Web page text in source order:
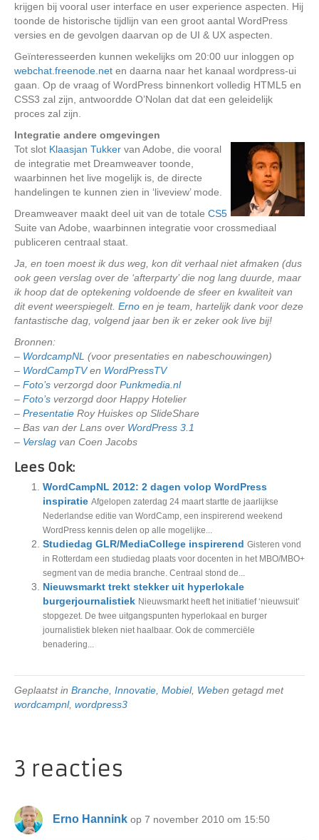
krijgen bij vooral user interface en user experience aspecten. Hij
toonde de historische tijdlijn van een groot aantal WordPress
versies en de gevolgen daarvan op de UI & UX aspecten.
Geïnteresseerden kunnen wekelijks om 20:00 uur inloggen op
webchat.freenode.net en daarna naar het kanaal wordpress-ui
gaan. Op de vraag of WordPress binnenkort volledig HTML5 en
CSS3 zal zijn, antwoordde O’Nolan dat dat een geleidelijk
proces zal zijn.
Integratie andere omgevingen
Tot slot Klaasjan Tukker van Adobe, die vooral
de integratie met Dreamweaver toonde,
waarbinnen het live mogelijk is, de directe
handelingen te kunnen zien in ‘liveview’ mode.
Dreamweaver maakt deel uit van de totale CS5
Suite van Adobe, waarbinnen integratie voor crossmediaal
publiceren centraal staat.
Ja, en toen moest ik dus weg, kon dit verhaal niet afmaken (dus
ook geen verslag over de ‘afterparty’ die nog lang duurde, maar
ik hoop dat de optekening voldoende de sfeer en kwaliteit van
dit event weerspiegelt. Erno en je team, hartelijk dank voor deze
fantastische dag, volgend jaar ben ik er zeker ook live bij!
Bronnen:
– WordcampNL (voor presentaties en nabeschouwingen)
– WordCampTVen WordPressTV
– Foto’s verzorgd door Punkmedia.nl
– Foto’s verzorgd door Happy Hotelier
– Presentatie Roy Huiskes op SlideShare
– Bas van der Lans over WordPress 3.1
– Verslag van Coen Jacobs
Lees Ook:
WordCampNL 2012: 2 dagen volop WordPress
inspiratie Afgelopen zaterdag 24 maart startte de jaarlijkse
Nederlandse editie van WordCamp, een inspirerend weekend
WordPress kennis delen op alle mogelijke...
Studiedag GLR/MediaCollege inspirerend Gisteren vond
in Rotterdam een studiedag plaats voor docenten in het MBO/MBO+
segment van de media branche. Centraal stond de...
Nieuwsmarkt trekt stekker uit hyperlokale
burgerjournalistiek Nieuwsmarkt heeft het initiatief ‘nieuwsuit’
stopgezet. De twee uitgangspunten hyperlokaal en burger
journalistiek bleken niet haalbaar. Ook de commerciële
benadering...
Geplaatst in Branche Innovatie Mobiel, Weben getagd met
wordcampnl, wordpress3
3 reacties
Erno Hannink op 7 november 2010 om 15:50